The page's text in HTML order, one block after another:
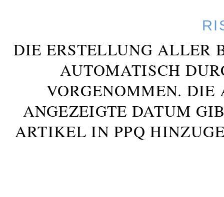
DIE ERSTELLUNG ALLER
AUTOMATISCH
VORGENOMMEN. DIE
ANGEZEIGTE DATUM
ARTIKEL IN PPQ